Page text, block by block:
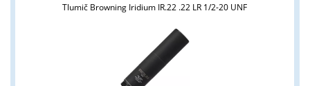
Tlumič Browning Iridium IR.22 .22 LR 1/2-20 UNF